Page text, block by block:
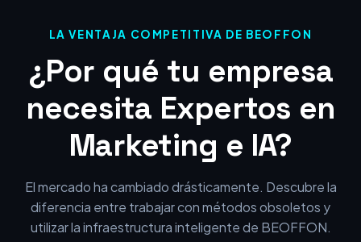
LA VENTAJA COMPETITIVA DE BEOFFON
¿Por qué tu empresa
necesita Expertos en
Marketing e IA?
El mercado ha cambiado drásticamente. Descubre la
diferencia entre trabajar con métodos obsoletos y
utilizar la infraestructura inteligente de BEOFFON.